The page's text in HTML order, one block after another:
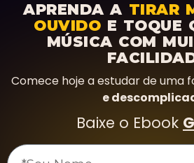
APRENDA A TIRAR
OUVIDO E TOQUE
MÚSICA COM
Comece hoje a estudar de uma
e
Baixe o Ebook